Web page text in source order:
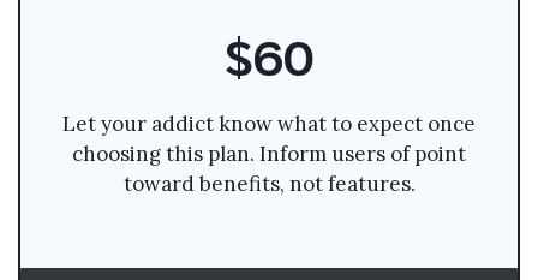
$60
Let your addict know what to expect once
choosing this plan. Inform users of point
toward benefits, not features.